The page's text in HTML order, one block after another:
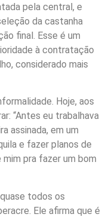
pela central, e
da castanha
final. Esse é um
à contratação
considerado mais
Hoje, aos
“Antes eu trabalhava
assinada, em um
e fazer planos de
pra fazer um bom
todos os
Ele afirma que é